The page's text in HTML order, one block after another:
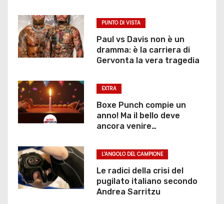
PUNTO DI VISTA
Paul vs Davis non è un
dramma: è la carriera di
Gervonta la vera tragedia
EXTRA
Boxe Punch compie un
anno! Ma il bello deve
ancora venire…
L'ANGOLO DEL CAMPIONE
Le radici della crisi del
pugilato italiano secondo
Andrea Sarritzu